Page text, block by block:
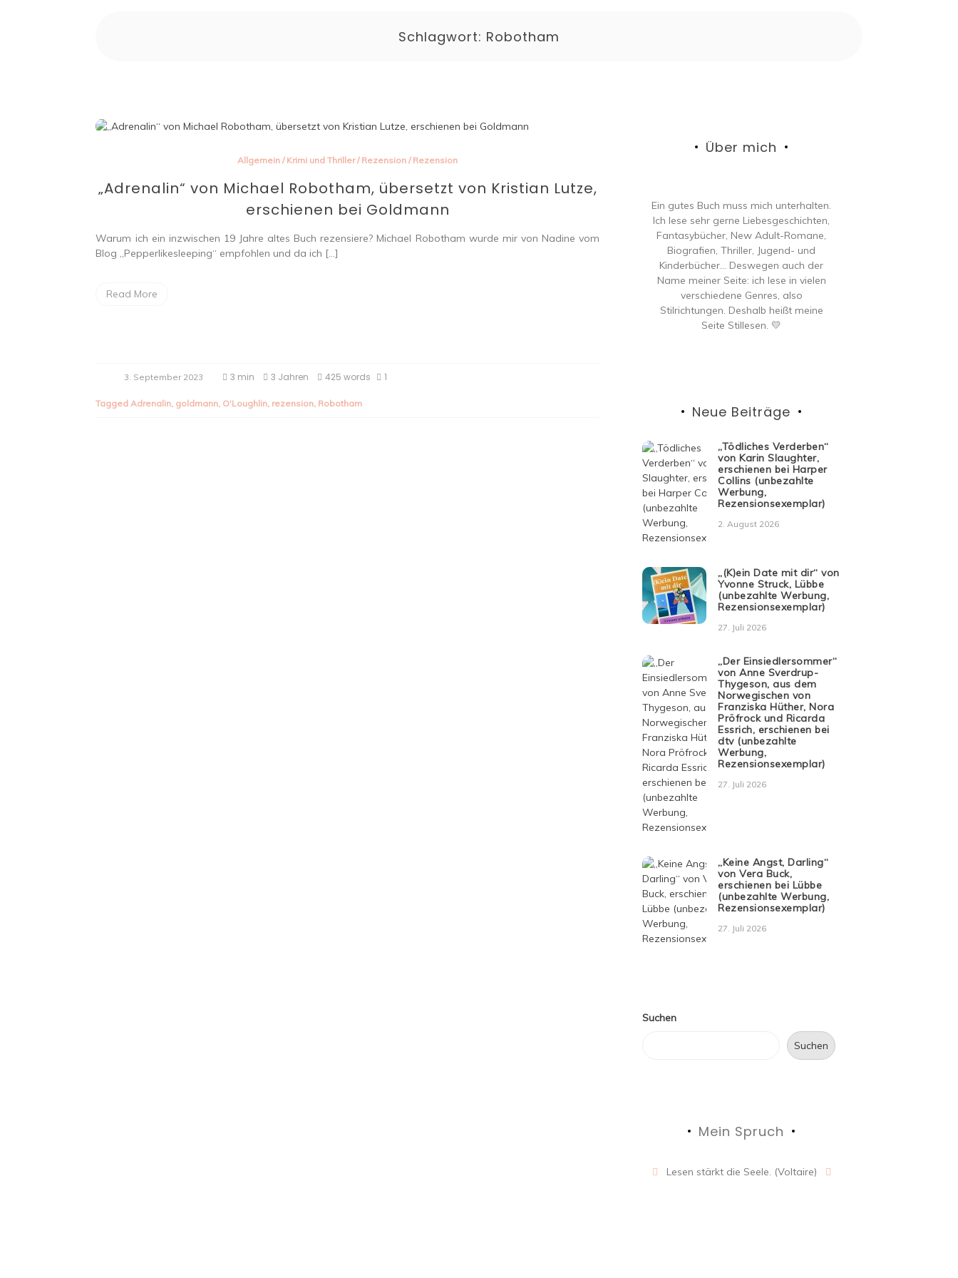
Schlagwort: Robotham
Allgemein / Krimi und Thriller/ Rezension / Rezension
„Adrenalin“ von Michael Robotham, übersetzt von Kristian Lutze,
erschienen bei Goldmann
Warum ich ein inzwischen 19 Jahre altes Buch rezensiere? Michael Robotham wurde mir von Nadine vom
Blog „Pepperlikesleeping“ empfohlen und da ich […]
Read More
3. September 2023 3 min 3 Jahren 425 words 1
Tagged Adrenalin, goldmann, O'Loughlin, rezension, Robotham
Über mich
Ein gutes Buch muss mich unterhalten.
Ich lese sehr gerne Liebesgeschichten,
Fantasybücher, New Adult-Romane,
Biografien, Thriller, Jugend- und
Kinderbücher… Deswegen auch der
Name meiner Seite: ich lese in vielen
verschiedene Genres, also
Stilrichtungen. Deshalb heißt meine
Seite Stillesen. 💛
Neue Beiträge
„Tödliches Verderben“
von Karin Slaughter,
erschienen bei Harper
Collins (unbezahlte
Werbung,
Rezensionsexemplar)
2. August 2026
„(K)ein Date mit dir“ von
Yvonne Struck, Lübbe
(unbezahlte Werbung,
Rezensionsexemplar)
27. Juli 2026
„Der Einsiedlersommer“
von Anne Sverdrup-
Thygeson, aus dem
Norwegischen von
Franziska Hüther, Nora
Pröfrock und Ricarda
Essrich, erschienen bei
dtv (unbezahlte
Werbung,
Rezensionsexemplar)
27. Juli 2026
„Keine Angst, Darling“
von Vera Buck,
erschienen bei Lübbe
(unbezahlte Werbung,
Rezensionsexemplar)
27. Juli 2026
Suchen
Suchen
Mein Spruch
Lesen stärkt die Seele. (Voltaire)